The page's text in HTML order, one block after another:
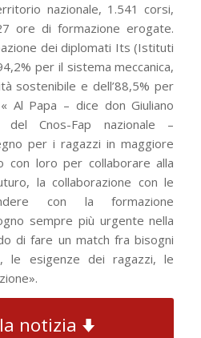
nazionale, 1.541 corsi,
ore di formazione erogate.
dei diplomati Its (Istituti
per il sistema meccanica,
sostenibile e dell’88,5% per
Al Papa – dice don Giuliano
del Cnos-Fap nazionale –
per i ragazzi in maggiore
con loro per collaborare alla
la collaborazione con le
con la formazione
sempre più urgente nella
di fare un match fra bisogni
le esigenze dei ragazzi, le
notizia